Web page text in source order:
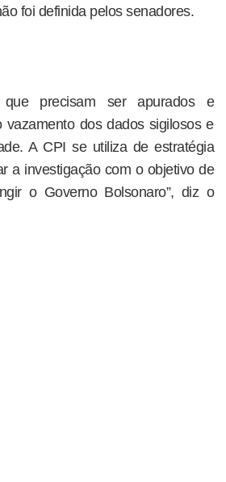
foi definida pelos senadores.
precisam ser apurados e
vazamento dos dados sigilosos e
A CPI se utiliza de estratégia
a investigação com o objetivo de
o Governo Bolsonaro”, diz o